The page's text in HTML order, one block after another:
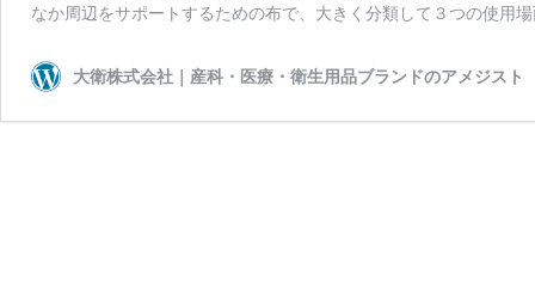
なか周辺をサポートするための布で、大きく分類して３つの使用
大衛株式会社｜産科・医療・衛生用品ブランドのアメジスト